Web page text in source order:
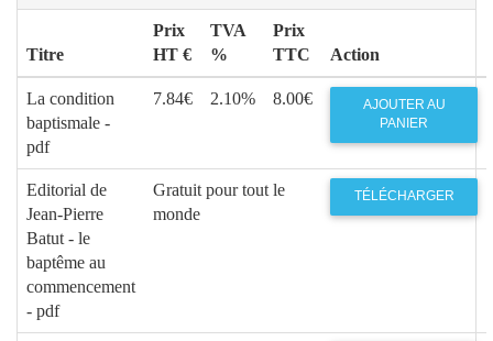
Titre
Prix
HT €
TVA
%
Prix
TTC
Action
La condition
baptismale -
pdf
7.84€ 2.10% 8.00€
AJOUTER AU
PANIER
Editorial de
Jean-Pierre
Batut - le
baptême au
commencement
- pdf
Gratuit pour tout le
monde
TÉLÉCHARGER